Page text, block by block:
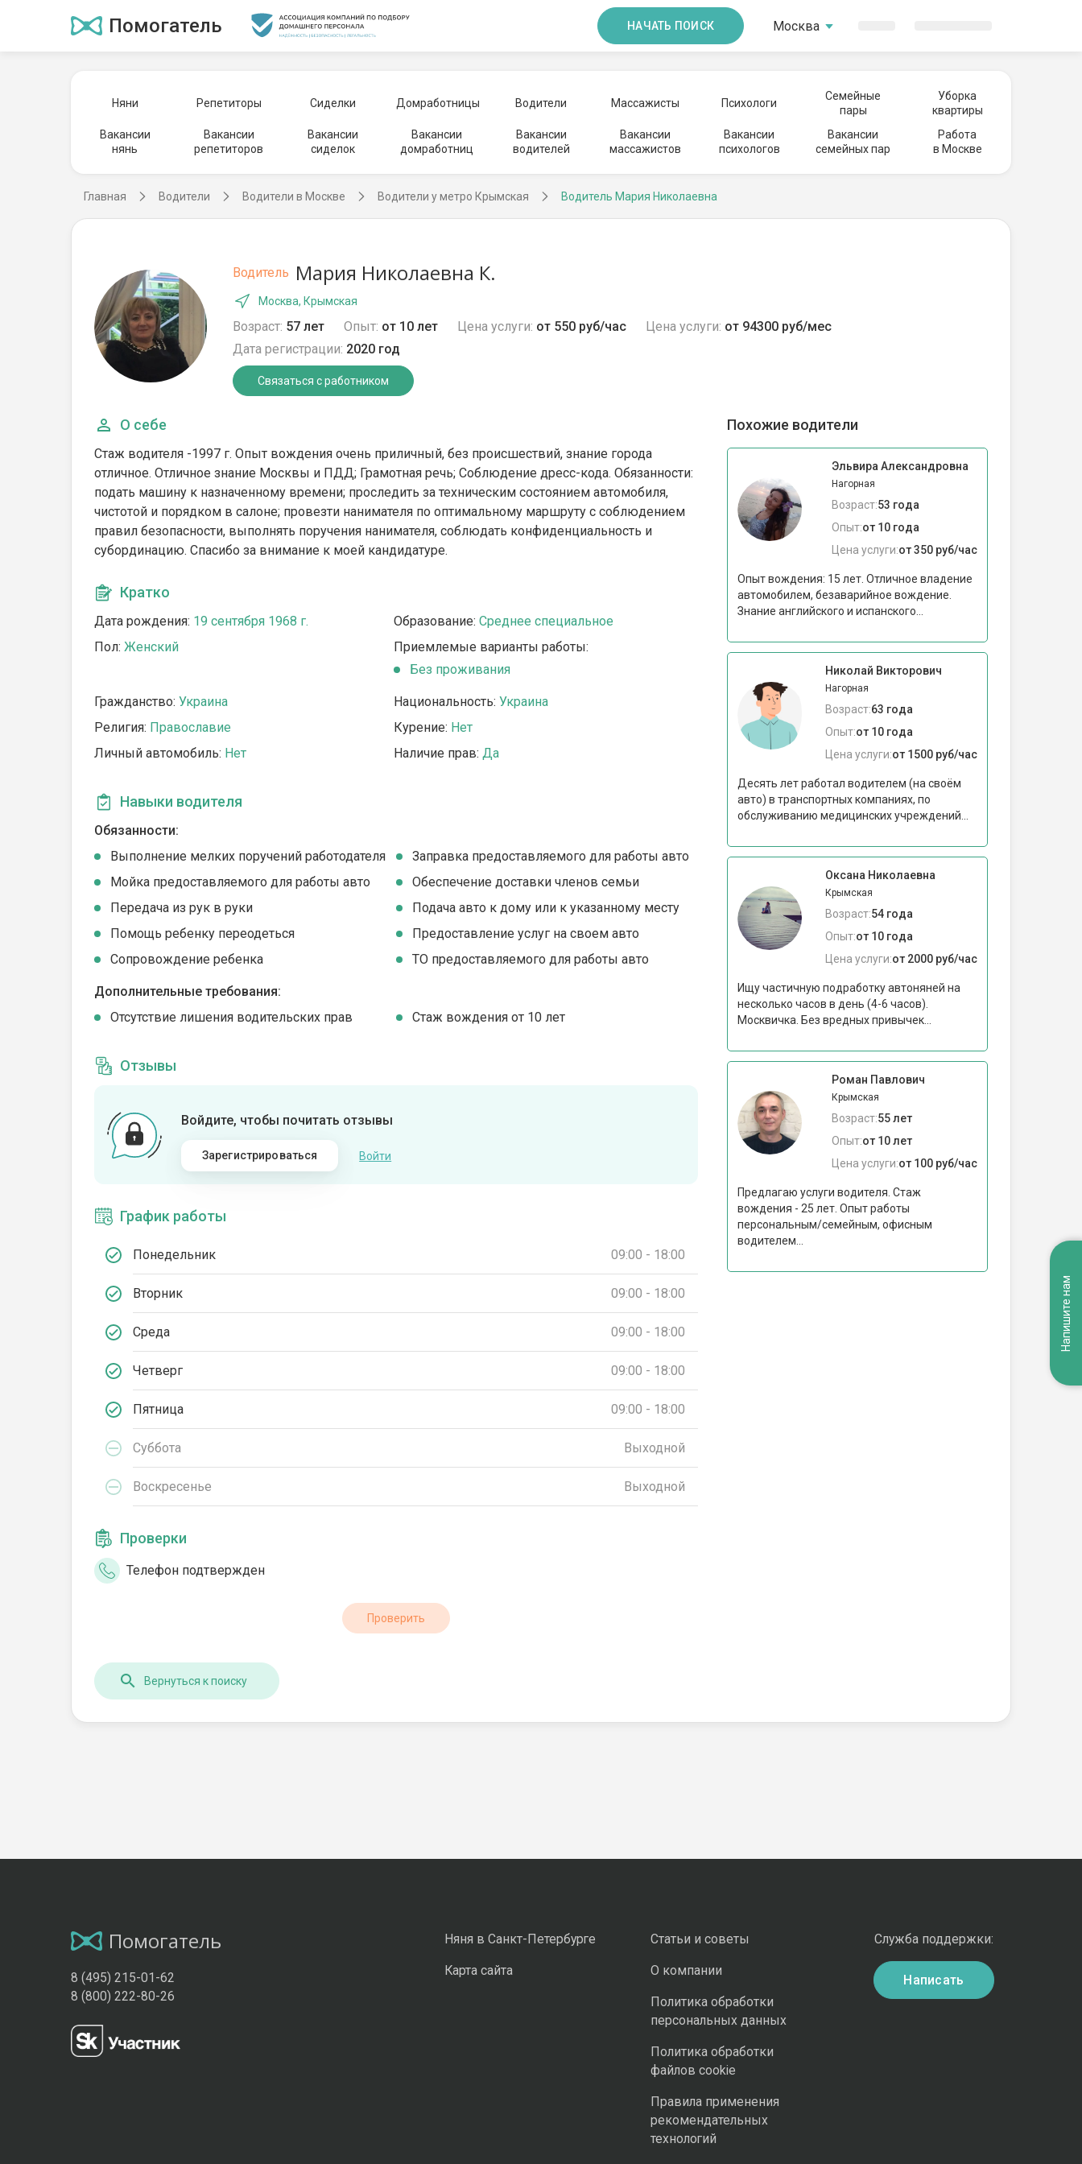
Помогатель НАЧАТЬ ПОИСК Москва
Няни Репетиторы Сиделки Домработницы Водители Массажисты Психологи
Семейные
пары
Уборка
квартиры
Вакансии
нянь
Вакансии
репетиторов
Вакансии
сиделок
Вакансии
домработниц
Вакансии
водителей
Вакансии
массажистов
Вакансии
психологов
Вакансии
семейных пар
Работа
в Москве
Главная Водители Водители в Москве Водители у метро Крымская Водитель Мария Николаевна
Водитель Мария Николаевна К.
Москва, Крымская
Возраст: 57 лет Опыт: от 10 лет Цена услуги: от 550 руб/час Цена услуги: от 94300 руб/мес
Дата регистрации: 2020 год
Связаться с работником
О себе
Стаж водителя -1997 г. Опыт вождения очень приличный, без происшествий, знание города
отличное. Отличное знание Москвы и ПДД; Грамотная речь; Соблюдение дресс-кода. Обязанности:
подать машину к назначенному времени; проследить за техническим состоянием автомобиля,
чистотой и порядком в салоне; провезти нанимателя по оптимальному маршруту с соблюдением
правил безопасности, выполнять поручения нанимателя, соблюдать конфиденциальность и
субординацию. Спасибо за внимание к моей кандидатуре.
Кратко
Дата рождения: 19 сентября 1968 г. Образование: Среднее специальное
Пол: Женский
Приемлемые варианты работы:
Без проживания
Гражданство: Украина Национальность: Украина
Религия: Православие Курение: Нет
Личный автомобиль: Нет Наличие прав: Да
Навыки водителя
Обязанности:
Выполнение мелких поручений работодателя
Заправка предоставляемого для работы авто
Мойка предоставляемого для работы авто
Обеспечение доставки членов семьи
Передача из рук в руки
Подача авто к дому или к указанному месту
Помощь ребенку переодеться
Предоставление услуг на своем авто
Сопровождение ребенка
ТО предоставляемого для работы авто
Дополнительные требования:
Отсутствие лишения водительских прав
Стаж вождения от 10 лет
Отзывы
Войдите, чтобы почитать отзывы
Зарегистрироваться Войти
График работы
Понедельник 09:00 - 18:00
Вторник 09:00 - 18:00
Среда 09:00 - 18:00
Четверг 09:00 - 18:00
Пятница 09:00 - 18:00
Суббота Выходной
Воскресенье Выходной
Проверки
Телефон подтвержден
Проверить
Похожие водители
Эльвира Александровна
Нагорная
Возраст:53 года
Опыт:от 10 года
Цена услуги:от 350 руб/час
Опыт вождения: 15 лет. Отличное владение
автомобилем, безаварийное вождение.
Знание английского и испанского...
Николай Викторович
Нагорная
Возраст:63 года
Опыт:от 10 года
Цена услуги:от 1500 руб/час
Десять лет работал водителем (на своём
авто) в транспортных компаниях, по
обслуживанию медицинских учреждений...
Оксана Николаевна
Крымская
Возраст:54 года
Опыт:от 10 года
Цена услуги:от 2000 руб/час
Ищу частичную подработку автоняней на
несколько часов в день (4-6 часов).
Москвичка. Без вредных привычек...
Роман Павлович
Крымская
Возраст:55 лет
Опыт:от 10 лет
Цена услуги:от 100 руб/час
Предлагаю услуги водителя. Стаж
вождения - 25 лет. Опыт работы
персональным/семейным, офисным
водителем...
Вернуться к поиску
Помогатель
8 (495) 215-01-62
8 (800) 222-80-26
Няня в Санкт-Петербурге
Карта сайта
Статьи и советы
О компании
Политика обработки
персональных данных
Политика обработки
файлов cookie
Правила применения
рекомендательных
технологий
Служба поддержки:
Написать
Напишите нам